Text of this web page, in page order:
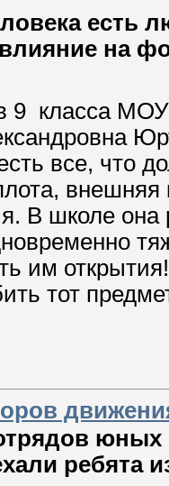
есть
на
9 класса
все, что
внешняя
В школе
им
тот
юных
ребята